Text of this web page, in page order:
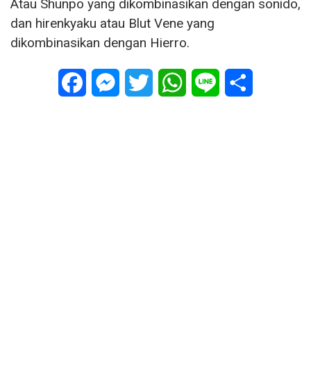
Atau Shunpo yang dikombinasikan dengan sonido,
dan hirenkyaku atau Blut Vene yang
dikombinasikan dengan Hierro.
FacebookMessenger
Twitter WhatsApp
Line